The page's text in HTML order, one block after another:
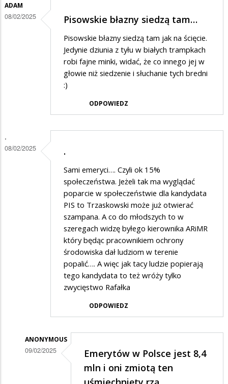
odpowiedzi
Wyborczy
ADAM
08/02/2025 Pisowskie błazny siedzą tam…
Pisowskie błazny siedzą tam jak na ścięcie.
Jedynie dziunia z tyłu w białych trampkach
robi fajne minki, widać, że co innego jej w
głowie niż siedzenie i słuchanie tych bredni
:)
ODPOWIEDZ
.
08/02/2025 .
Sami emeryci…. Czyli ok 15%
społeczeństwa. Jeżeli tak ma wyglądać
poparcie w społeczeństwie dla kandydata
PIS to Trzaskowski może już otwierać
szampana. A co do młodszych to w
szeregach widzę byłego kierownika ARiMR
który będąc pracownikiem ochrony
środowiska dał ludziom w terenie
popalić…. A więc jak tacy ludzie popierają
tego kandydata to też wróży tylko
zwycięstwo Rafałka
ODPOWIEDZ
ANONYMOUS
09/02/2025
Emerytów w Polsce jest 8,4
mln i oni zmiotą ten